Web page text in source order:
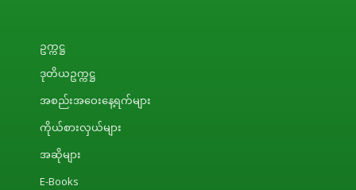
ဥက္ကဋ္ဌ
ဒုတိယဥက္ကဋ္ဌ
အစည်းအဝေးနေ့ရက်များ
ကိုယ်စားလှယ်များ
အဆိုများ
E-Books